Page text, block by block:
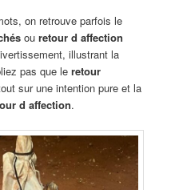
on retrouve parfois le
ouretour d affection
illustrant la
pas que leretour
sur une intention pure et la
d affection.